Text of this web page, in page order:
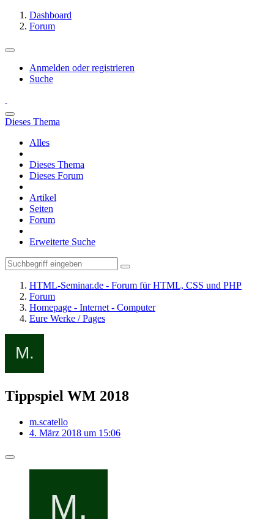
Dashboard
Forum
Anmelden oder registrieren
Suche
Dieses Thema
Alles
Dieses Thema
Dieses Forum
Artikel
Seiten
Forum
Erweiterte Suche
HTML-Seminar.de - Forum für HTML, CSS und PHP
Forum
Homepage - Internet - Computer
Eure Werke / Pages
Tippspiel WM 2018
m.scatello
4. März 2018 um 15:06